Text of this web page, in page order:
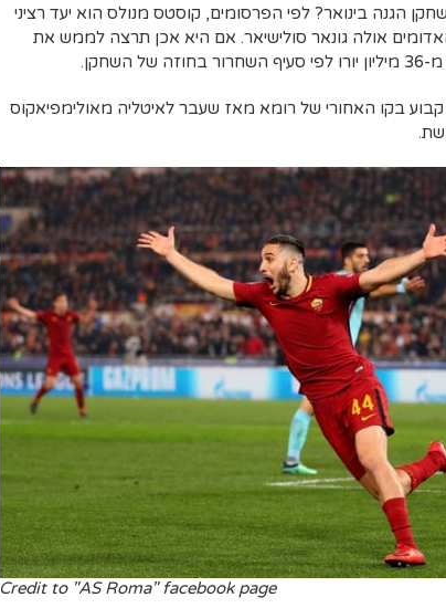
הגנה בינואר? לפי הפרסומים, קוסטס מנולס הוא יעד רציני
אולה גונאר סולישיאר. אם היא אכן תרצה לממש את
בן ה-27 הוא חבר קבוע בקו האחורי של רומא מאז שעבר לאיטליה מאולימפיאקוס
Credit to "AS Roma" facebook page